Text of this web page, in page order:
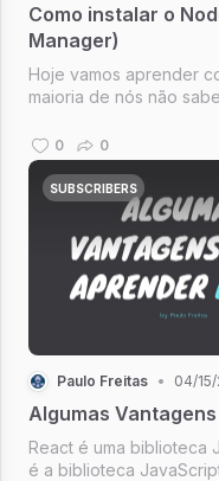
Como instalar o
Manager)
Hoje vamos aprender
maioria de nós não
0 0
SUBSCRIBERS
Paulo Freitas • 04/15/
Algumas
React é uma biblioteca
é a biblioteca